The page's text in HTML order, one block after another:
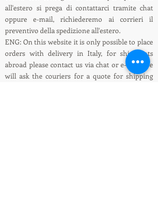
all'estero si prega di contattarci tramite chat
oppure e-mail, richiederemo ai corrieri il
preventivo della spedizione all'estero.
ENG: On this website it is only possible to place
orders with delivery in Italy, for shipments
abroad please contact us via chat or e-mail, we
will ask the couriers for a quote for shipping